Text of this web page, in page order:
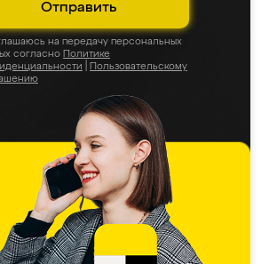
Отправить
на передачу персональных
согласно Политике
Пользовательскому